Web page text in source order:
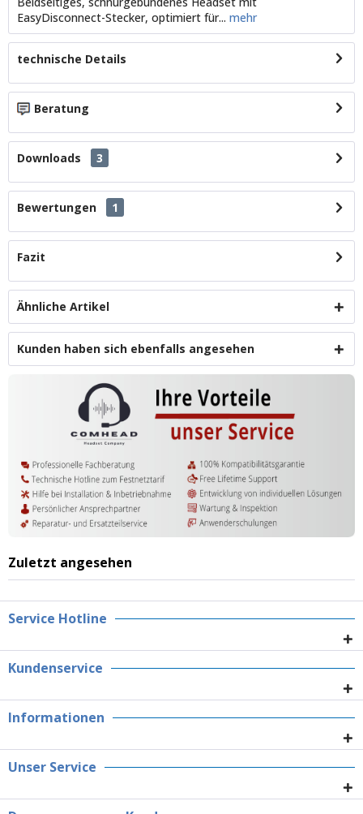
EasyDisconnect-Stecker, optimiert für... mehr
technische Details
Beratung
Downloads 3
Bewertungen 1
Fazit
Ähnliche Artikel
Kunden haben sich ebenfalls angesehen
Zuletzt angesehen
Service Hotline
Kundenservice
Informationen
Unser Service